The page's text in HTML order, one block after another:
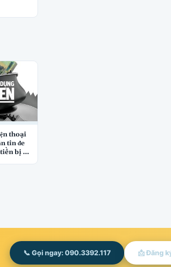
thoại
tin đe
bị xử
📞 Gọi ngay: 090.3392.117 📩 Đăng